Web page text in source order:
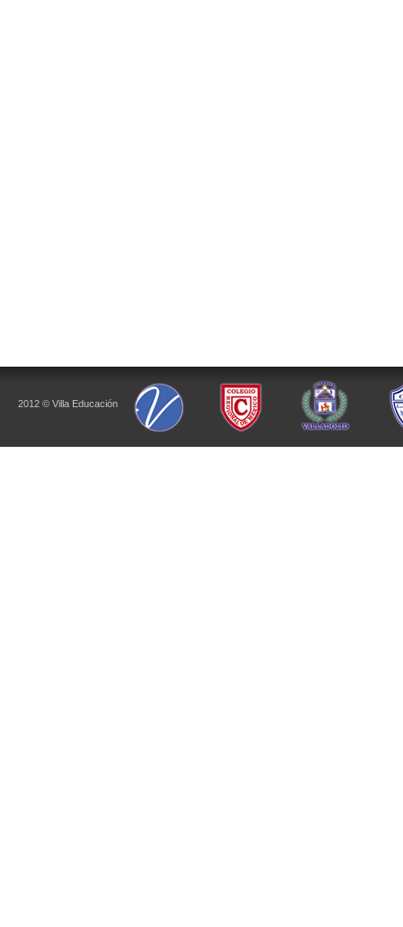
2012 © Villa Educación